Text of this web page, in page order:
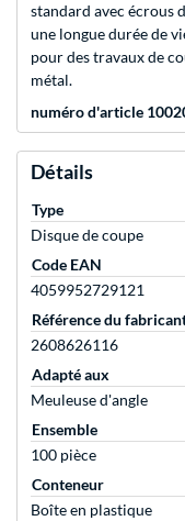
standard avec écrous
une longue durée de
pour des travaux de
métal.
numéro d'article
Détails
Type
Disque de coupe
Code EAN
4059952729121
Référence du
2608626116
Adapté aux
Meuleuse d'angle
Ensemble
100 pièce
Conteneur
Boîte en plastique